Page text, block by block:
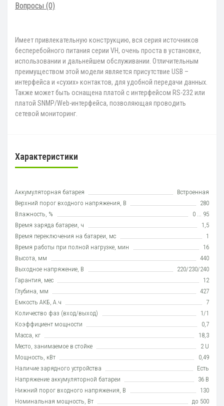
Вопросы (0)
Имеет привлекательную конструкцию, вся серия источников
бесперебойного питания серии VH, очень проста в установке,
использовании и дальнейшем обслуживании. Отличительным
преимуществом этой модели является присутствие USB –
интерфейса и «сухих» контактов, для удобной передачи данных.
Также может быть оснащена платой с интерфейсом RS-232 или
платой SNMP/Web-интерфейса, позволяющая проводить
сетевой мониторинг.
Характеристики
Аккумуляторная батарея
Встроенная
Верхний порог входного напряжения, В
280
Влажность, %
0 ... 95
Время заряда батареи, ч
1,5
Время переключения на батареи, мс
1
Время работы при полной нагрузке, мин
16
Высота, мм
440
Выходное напряжение, В
220/230/240
Гарантия, мес
12
Глубина, мм
427
Емкость АКБ, А.ч
7
Количество фаз (вход/выход)
1/1
Коэффициент мощности
0,7
Масса, кг
18,3
Место, занимаемое в стойке
2 U
Мощность, кВт
0,49
Наличие зарядного устройства
Есть
Напряжение аккумуляторной батареи
36 В
Нижний порог входного напряжения, В
130
Номинальная мощность, Вт
до 500